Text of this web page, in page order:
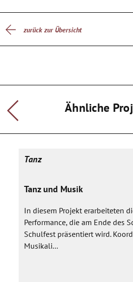
zurück zur Übersicht
Ähnliche
Tanz
Tanz und Musik
In diesem Projekt erarbeiteten
Performance, die am Ende des
Schulfest präsentiert wird.
Musikali...